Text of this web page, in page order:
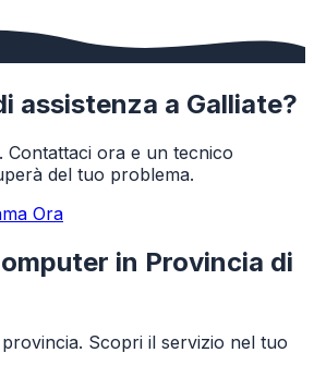
assistenza a Galliate?
Contattaci ora e un tecnico
del tuo problema.
Ora
in Provincia di
Scopri il servizio nel tuo